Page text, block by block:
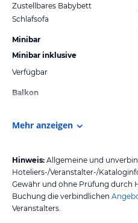
Zustellbares Babybett
Schlafsofa
Minibar
Minibar inklusive
Verfügbar
Balkon
Mehr anzeigen
Hinweis: Allgemeine und
Hoteliers-/Veranstalter-/
Gewähr und ohne Prüfung durch
Buchung die verbindlichen
Veranstalters.